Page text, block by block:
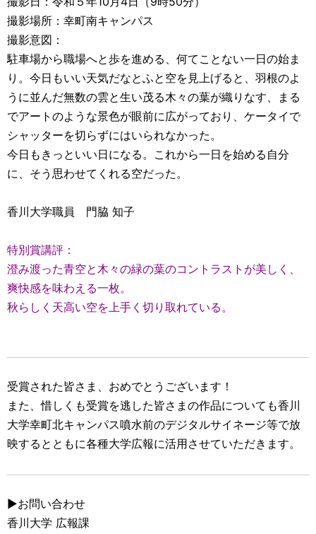
撮影場所：幸町南キャンパス
撮影意図：
駐車場から職場へと歩を進める、何てことない一日の始ま
り。今日もいい天気だなとふと空を見上げると、羽根のよ
うに並んだ無数の雲と生い茂る木々の葉が織りなす、まる
でアートのような景色が眼前に広がっており、ケータイで
シャッターを切らずにはいられなかった。
今日もきっといい日になる。これから一日を始める自分
に、そう思わせてくれる空だった。
香川大学職員 門脇 知子
特別賞講評：
澄み渡った青空と木々の緑の葉のコントラストが美しく、
爽快感を味わえる一枚。
秋らしく天高い空を上手く切り取れている。
受賞された皆さま、おめでとうございます！
また、惜しくも受賞を逃した皆さまの作品についても香川
大学幸町北キャンパス噴水前のデジタルサイネージ等で放
映するとともに各種大学広報に活用させていただきます。
▶お問い合わせ
香川大学 広報課